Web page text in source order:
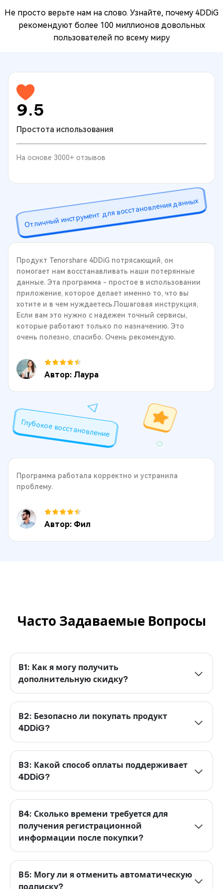
Не просто верьте нам на слово. Узнайте, почему 4DDiG
рекомендуют более 100 миллионов довольных
пользователей по всему миру
9.5
Простота использования
На основе 3000+ отзывов
Отличный инструмент для восстановления данных
Продукт Tenorshare 4DDiG потрясающий, он
помогает нам восстанавливать наши потерянные
данные. Эта программа - простое в использовании
приложение, которое делает именно то, что вы
хотите и в чем нуждаетесь.Пошаговая инструкция,
Если вам это нужно с надежен точный сервисы,
которые работают только по назначению. Это
очень полезно, спасибо. Очень рекомендую.
Автор: Лаура
Глубокое восстановление
Программа работала корректно и устранила
проблему.
Автор: Фил
Часто Задаваемые Вопросы
В1: Как я могу получить
дополнительную скидку?
В2: Безопасно ли покупать продукт
4DDiG?
В3: Какой способ оплаты поддерживает
4DDiG?
В4: Сколько времени требуется для
получения регистрационной
информации после покупки?
В5: Могу ли я отменить автоматическую
подписку?